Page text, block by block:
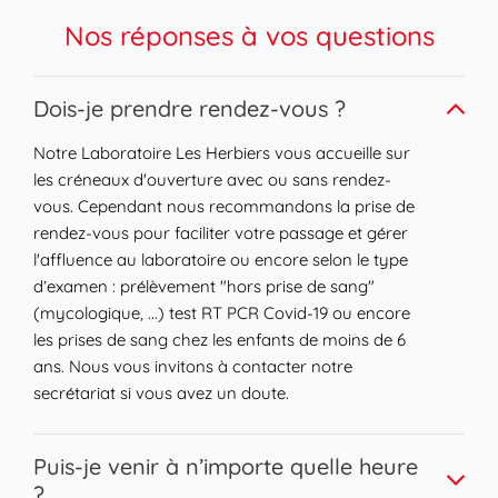
propose de nombreux espaces verts et lieux
d'intérêt comme La Guerche et La Motte.
Vous pouvez également découvrir la place
du Petit Bourg, une zone animée de la ville.
Simmonière ajoutent au charme de cet
endroit dynamique, bien desservi par les
transports et propice pour résider ou y
travailler.
Nos réponses à vos questions
Dois-je prendre rendez-vous ?
Expand or collapse answer
Notre Laboratoire Les Herbiers vous accueille sur
les créneaux d'ouverture avec ou sans rendez-
vous. Cependant nous recommandons la prise de
rendez-vous pour faciliter votre passage et gérer
l'affluence au laboratoire ou encore selon le type
d’examen : prélèvement "hors prise de sang"
(mycologique, ...) test RT PCR Covid-19 ou encore
les prises de sang chez les enfants de moins de 6
ans. Nous vous invitons à contacter notre
secrétariat si vous avez un doute.
Puis-je venir à n’importe quelle heure
Expand or collapse answer